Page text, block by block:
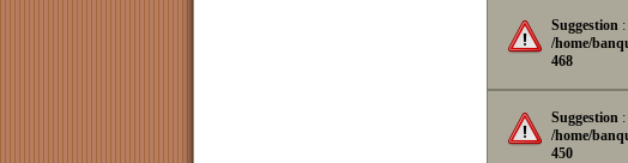
Suggestion
/home/
468
Suggestion
/home/
450